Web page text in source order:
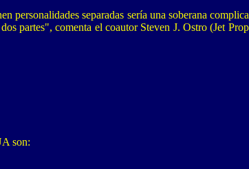
personalidades separadas sería una soberana
partes", comenta el coautor Steven J. Ostro (Jet
son: